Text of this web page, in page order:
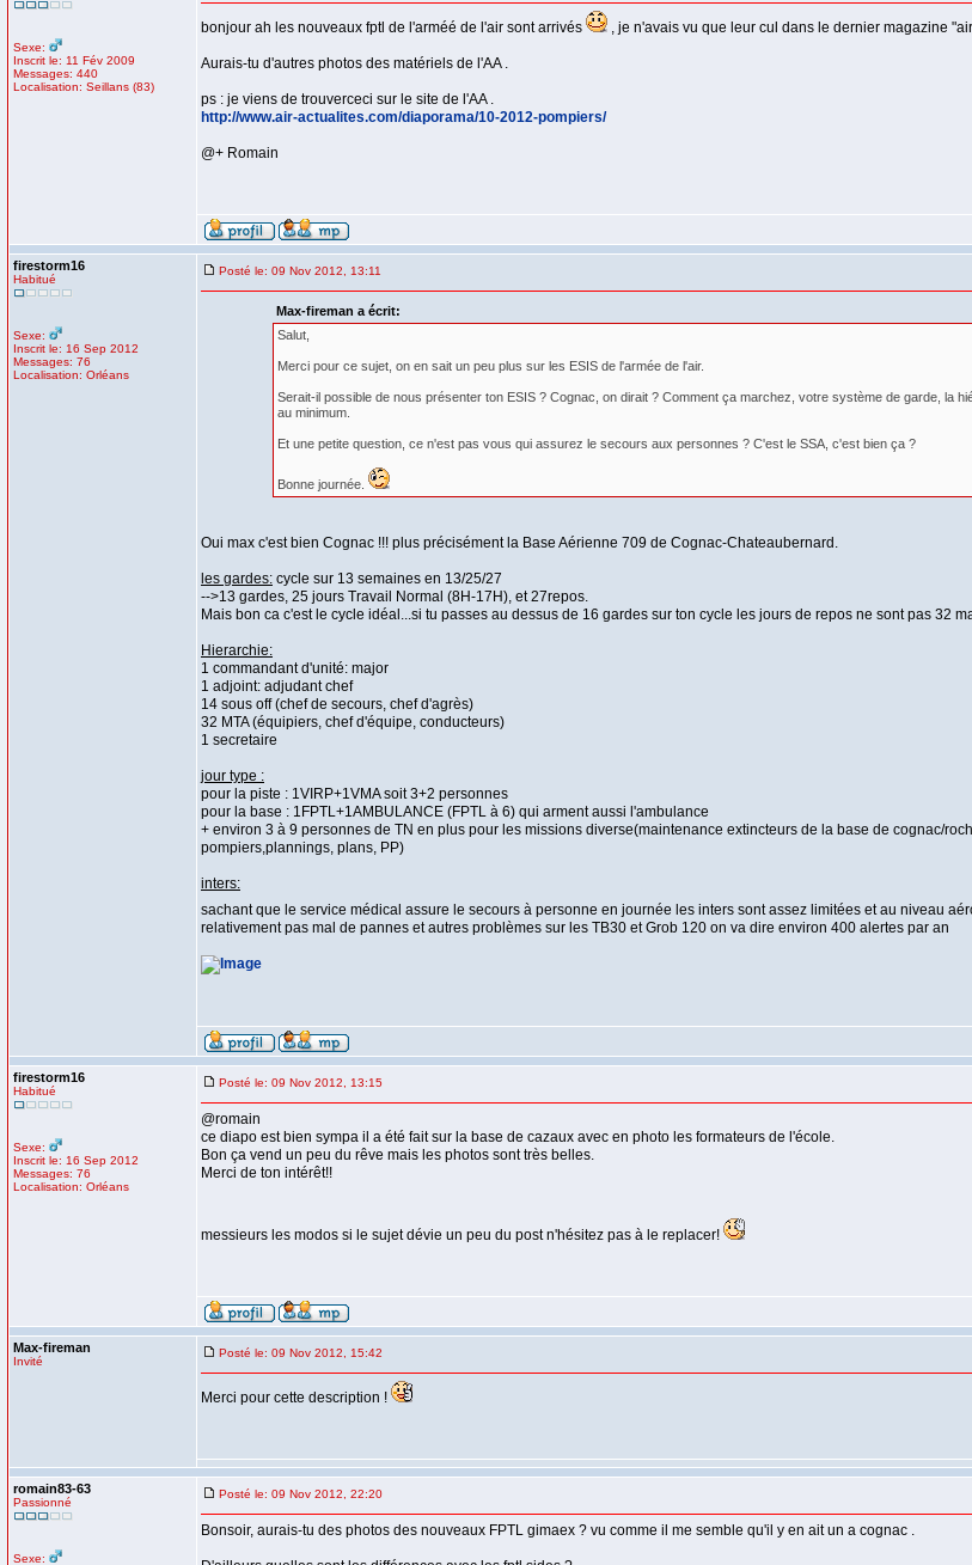
Sexe:
Inscrit le: 11 Fév 2009
Messages: 440
Localisation: Seillans (83)
bonjour ah les nouveaux fptl de l'arméé de l'air sont arrivés , je n'avais vu que leur cul dans le dernier magazine
Aurais-tu d'autres photos des matériels de l'AA .
ps : je viens de trouverceci sur le site de l'AA .
http://www.air-actualites.com/diaporama/10-2012-pompiers/
@+ Romain
firestorm16
Habitué
Sexe:
Inscrit le: 16 Sep 2012
Messages: 76
Localisation: Orléans
Posté le: 09 Nov 2012, 13:11
Max-fireman a écrit:
Salut,
Merci pour ce sujet, on en sait un peu plus sur les ESIS de l'armée de l'air.
Serait-il possible de nous présenter ton ESIS ? Cognac, on dirait ? Comment ça marchez, votre système de garde, la
au minimum.
Et une petite question, ce n'est pas vous qui assurez le secours aux personnes ? C'est le SSA, c'est bien ça ?
Bonne journée.
Oui max c'est bien Cognac !!! plus précisément la Base Aérienne 709 de Cognac-Chateaubernard.
les gardes: cycle sur 13 semaines en 13/25/27
-->13 gardes, 25 jours Travail Normal (8H-17H), et 27repos.
Mais bon ca c'est le cycle idéal...si tu passes au dessus de 16 gardes sur ton cycle les jours de repos ne sont pas 32
Hierarchie:
1 commandant d'unité: major
1 adjoint: adjudant chef
14 sous off (chef de secours, chef d'agrès)
32 MTA (équipiers, chef d'équipe, conducteurs)
1 secretaire
jour type :
pour la piste : 1VIRP+1VMA soit 3+2 personnes
pour la base : 1FPTL+1AMBULANCE (FPTL à 6) qui arment aussi l'ambulance
+ environ 3 à 9 personnes de TN en plus pour les missions diverse(maintenance extincteurs de la base de cognac/
pompiers,plannings, plans, PP)
inters:
sachant que le service médical assure le secours à personne en journée les inters sont assez limitées et au niveau
relativement pas mal de pannes et autres problèmes sur les TB30 et Grob 120 on va dire environ 400 alertes par an
firestorm16
Habitué
Sexe:
Inscrit le: 16 Sep 2012
Messages: 76
Localisation: Orléans
Posté le: 09 Nov 2012, 13:15
@romain
ce diapo est bien sympa il a été fait sur la base de cazaux avec en photo les formateurs de l'école.
Bon ça vend un peu du rêve mais les photos sont très belles.
Merci de ton intérêt!!
messieurs les modos si le sujet dévie un peu du post n'hésitez pas à le replacer!
Max-fireman
Invité
Posté le: 09 Nov 2012, 15:42
Merci pour cette description !
romain83-63
Passionné
Sexe:
Posté le: 09 Nov 2012, 22:20
Bonsoir, aurais-tu des photos des nouveaux FPTL gimaex ? vu comme il me semble qu'il y en ait un a cognac .